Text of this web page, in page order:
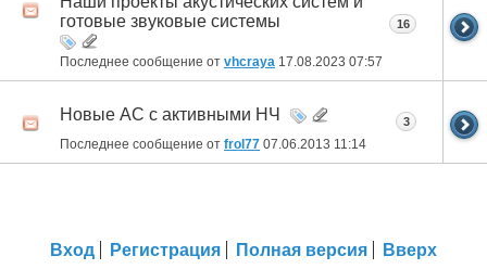
готовые звуковые системы
Последнее сообщение от vhcraya 17.08.2023 07:57
16
Новые АС с активными НЧ
Последнее сообщение от frol77 07.06.2013 11:14
3
Вход Регистрация Полная версия Вверх